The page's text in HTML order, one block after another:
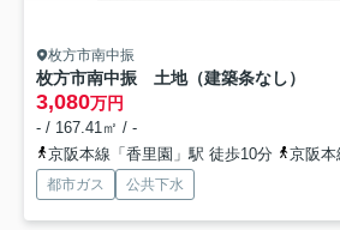
枚方市南中振
枚方市南中振 土地（建築条なし）
3,080万円
- / 167.41㎡ / -
京阪本線「香里園」駅 徒歩10分
京阪本
都市ガス 公共下水